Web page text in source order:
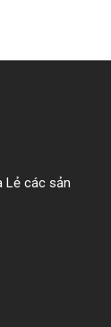
Lẻ các sản